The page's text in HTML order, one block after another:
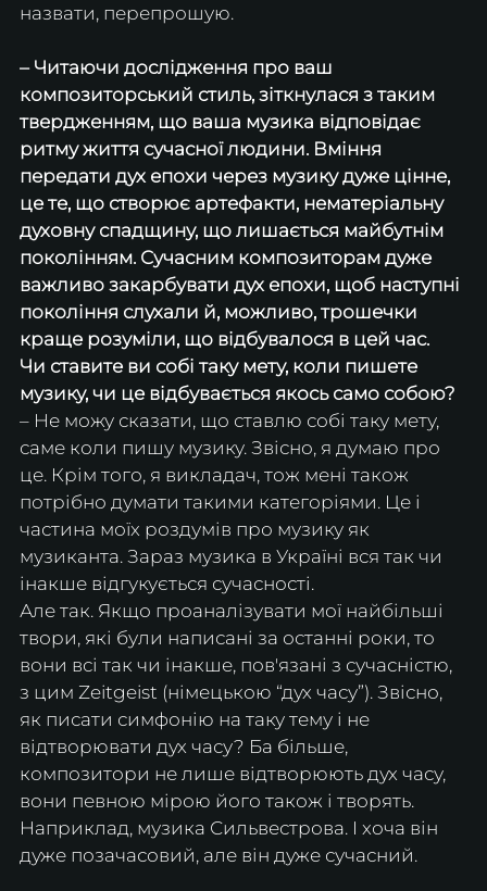
назвати, перепрошую.
– Читаючи дослідження про ваш
композиторський стиль, зіткнулася з таким
твердженням, що ваша музика відповідає
ритму життя сучасної людини. Вміння
передати дух епохи через музику дуже цінне,
це те, що створює артефакти, нематеріальну
духовну спадщину, що лишається майбутнім
поколінням. Сучасним композиторам дуже
важливо закарбувати дух епохи, щоб наступні
покоління слухали й, можливо, трошечки
краще розуміли, що відбувалося в цей час.
Чи ставите ви собі таку мету, коли пишете
музику, чи це відбувається якось само собою?
– Не можу сказати, що ставлю собі таку мету,
саме коли пишу музику. Звісно, я думаю про
це. Крім того, я викладач, тож мені також
потрібно думати такими категоріями. Це і
частина моїх роздумів про музику як
музиканта. Зараз музика в Україні вся так чи
інакше відгукується сучасності.
Але так. Якщо проаналізувати мої найбільші
твори, які були написані за останні роки, то
вони всі так чи інакше, пов'язані з сучасністю,
з цим Zeitgeist (німецькою “дух часу”). Звісно,
як писати симфонію на таку тему і не
відтворювати дух часу? Ба більше,
композитори не лише відтворюють дух часу,
вони певною мірою його також і творять.
Наприклад, музика Сильвестрова. І хоча він
дуже позачасовий, але він дуже сучасний.